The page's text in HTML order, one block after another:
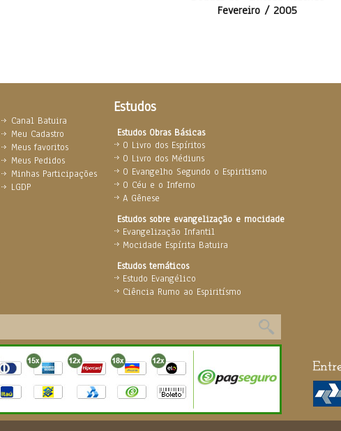
Fevereiro / 2005
Estudos
Estudos Obras Básicas
O Livro dos Espíritos
O Livro dos Médiuns
O Evangelho Segundo o Espiritismo
O Céu e o Inferno
A Gênese
Estudos sobre evangelização e mocidade
Evangelização Infantil
Mocidade Espírita Batuira
Estudos temáticos
Estudo Evangélico
Ciência Rumo ao Espiritísmo
Canal Batuira
Meu Cadastro
Meus favoritos
Meus Pedidos
Minhas Participações
LGDP